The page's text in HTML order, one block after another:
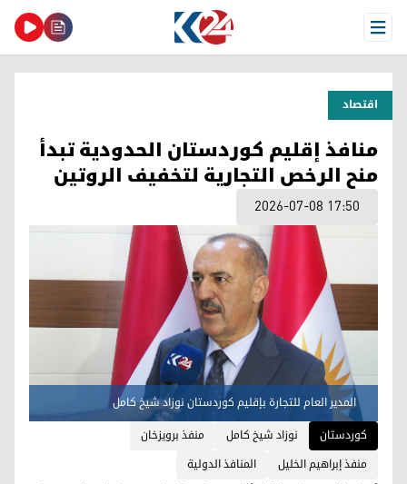
Open Menu
اقتصاد
منافذ إقليم كوردستان الحدودية تبدأ
منح الرخص التجارية لتخفيف الروتين
2026-07-08 17:50
المدير العام للتجارة بإقليم كوردستان نوزاد شيخ كامل
کوردستان
نوزاد شيخ كامل
منفذ برويزخان
منفذ إبراهيم الخليل
المنافذ الدولية